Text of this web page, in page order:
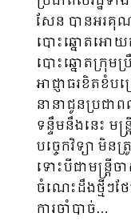
សែន បានអរគុណ
បោះឆ្នោតអោយ
បោះឆ្នោតក្រុម
អាជ្ញាធរខិតខំប
នានាជូនប្រជា
ទន្ទឹមនឹងនេះ ម
បច្ចេកវិទ្យា មិន
ទោះបីជាមន្ត្រី
ចំណេះដឹងថ្មីៗថ
ការចាំបាច់…